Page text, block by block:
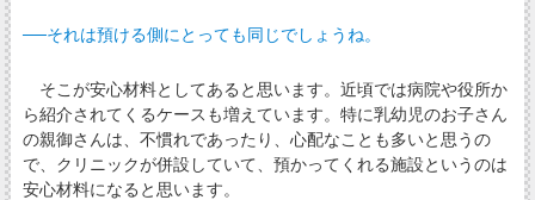
──それは預ける側にとっても同じでしょうね。
そこが安心材料としてあると思います。近頃では病院や役所か
ら紹介されてくるケースも増えています。特に乳幼児のお子さん
の親御さんは、不慣れであったり、心配なことも多いと思うの
で、クリニックが併設していて、預かってくれる施設というのは
安心材料になると思います。